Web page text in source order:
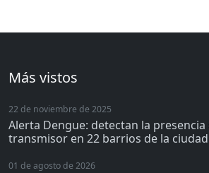
Más vistos
22 de noviembre de 2025
Alerta Dengue: detectan la
transmisor en 22 barrios de la ciudad
01 de agosto de 2026